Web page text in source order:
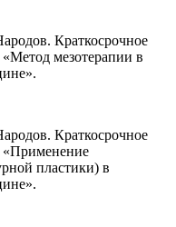
Краткосрочное
мезотерапии в
Краткосрочное
пластики) в